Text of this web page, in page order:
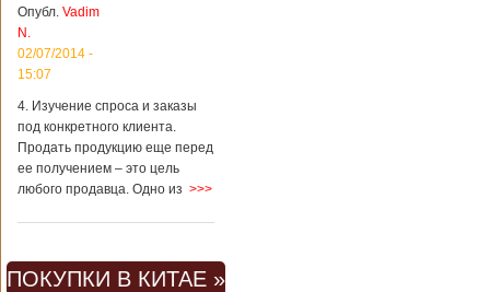
Опубл. Vadim
N.
02/07/2014 -
15:07
4. Изучение спроса и заказы
под конкретного клиента.
Продать продукцию еще перед
ее получением – это цель
любого продавца. Одно из >>>
ПОКУПКИ В КИТАЕ »